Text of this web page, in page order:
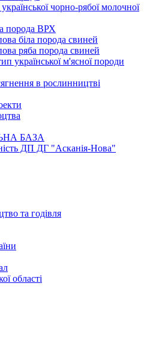
чорно-рябої молочної
порода ВРХ
біла порода свиней
ряба порода свиней
української м'ясної породи
в рослинництві
БАЗА
ДП ДГ "Асканія-Нова"
та годівля
області